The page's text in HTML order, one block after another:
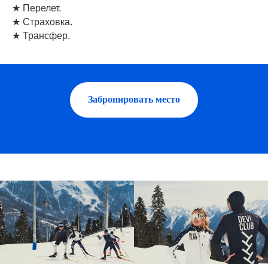
★ Перелет.
★ Страховка.
★ Трансфер.
Забронировать место